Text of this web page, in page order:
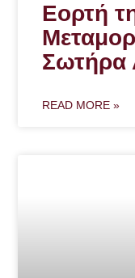
Εορτή
Σωτήρα
READ MORE »